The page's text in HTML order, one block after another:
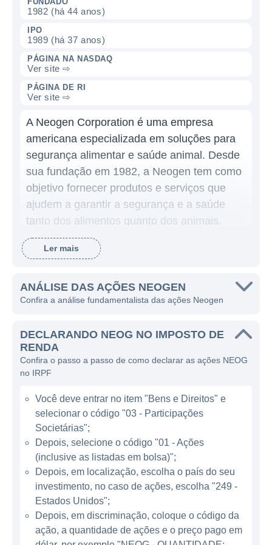
1982 (há 44 anos)
IPO
1989 (há 37 anos)
PÁGINA NA NASDAQ
Ver site ⇨
PÁGINA DE RI
Ver site ⇨
A Neogen Corporation é uma empresa
americana especializada em soluções para
segurança alimentar e saúde animal. Desde
sua fundação em 1982, a Neogen tem como
objetivo fornecer produtos e serviços que
ajudem a garantir a segurança e a saúde
tanto dos alimentos quanto dos animais.
Com uma vasta gama de produtos, a
empresa encontra-se na vanguarda da
de controle de qualidade em diversas áreas
do setor alimentício e veterinário.
A Neogen atua em dois segmentos
principais: segurança alimentar e saúde
animal. No sector de segurança alimentar, a
empresa oferece uma gama de testes para
detectar contaminantes em alimentos, como
patógenos, alérgenos e resíduos de
pesticidas. Esses testes são fundamentais
para garantir que os alimentos sejam
seguros para o consumo humano,
atendendo às regulamentações e exigências
do mercado. Por outro lado, no segmento de
saúde animal, a Neogen fornece produtos
para testes diagnósticos, vacinas e
suplementos nutricionais, focando em
Ler mais
ANÁLISE DAS AÇÕES NEOGEN
Confira a análise fundamentalista das ações Neogen
DECLARANDO NEOG NO IMPOSTO DE
RENDA
Confira o passo a passo de como declarar as ações NEOG
no IRPF
Você deve entrar no item "Bens e Direitos" e
selecionar o código "03 - Participações
Societárias";
Depois, selecione o código "01 - Ações
(inclusive as listadas em bolsa)";
Depois, em localização, escolha o país do seu
investimento, no caso de ações, escolha "249 -
Estados Unidos";
Depois, em discriminação, coloque o código da
ação, a quantidade de ações e o preço pago em